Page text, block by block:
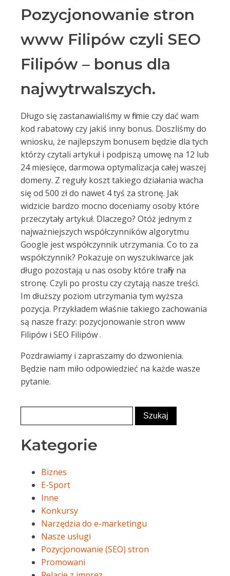
Pozycjonowanie stron
www Filipów czyli SEO
Filipów – bonus dla
najwytrwalszych.
Długo się zastanawialiśmy w firmie czy dać wam
kod rabatowy czy jakiś inny bonus. Doszliśmy do
wniosku, że najlepszym bonusem będzie dla tych
którzy czytali artykuł i podpiszą umowę na 12 lub
24 miesięce, darmowa optymalizacja całej waszej
domeny. Z reguły koszt takiego działania wacha
się od 500 zł do nawet 4 tyś za stronę. Jak
widzicie bardzo mocno doceniamy osoby które
przeczytały artykuł. Dlaczego? Otóż jednym z
najważniejszych współczynników algorytmu
Google jest współczynnik utrzymania. Co to za
współczynnik? Pokazuje on wyszukiwarce jak
długo pozostają u nas osoby które trafiły na
stronę. Czyli po prostu czy czytają nasze treści.
Im dłuższy poziom utrzymania tym wyższa
pozycja. Przykładem właśnie takiego zachowania
są nasze frazy: pozycjonowanie stron www
Filipów i SEO Filipów .
Pozdrawiamy i zapraszamy do dzwonienia.
Będzie nam miło odpowiedzieć na każde wasze
pytanie.
Kategorie
Biznes
E-Sport
Inne
Konkursy
Narzędzia do e-marketingu
Nasze usługi
Pozycjonowanie (SEO) stron
Promowani